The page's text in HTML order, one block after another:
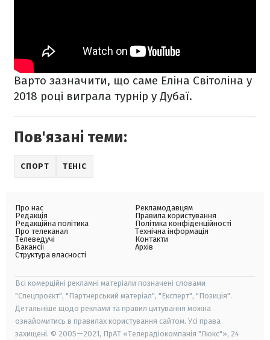
Варто зазначити, що саме Еліна Світоліна у
2018 році виграла турнір у Дубаї.
Пов'язані теми:
СПОРТ ТЕНІС
Про нас
Редакція
Редакційна політика
Про телеканал
Телеведучі
Вакансії
Структура власності
Рекламодавцям
Правила користування
Політика конфіденційності
Технічна інформація
Контакти
Архів
Всі комерційні рекламні матеріали позначені словами
"Спецпроєкт", "Партнерський матеріал", "Експерт", "Позиція".
Детальніше щодо реклами та правил цитування можна
ознайомитись в правилах користування сайтом. Усі права
захищені. © 2005—2021, ПрАТ «Телерадіокомпанія "Люкс"», 24